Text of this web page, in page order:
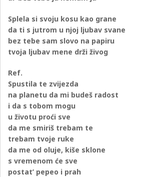
Splela si svoju kosu kao grane
da ti s jutrom u njoj ljubav svane
bez tebe sam slovo na papiru
tvoja ljubav mene drži živog
Ref.
Spustila te zvijezda
na planetu da mi budeš radost
i da s tobom mogu
u životu proći sve
da me smiriš trebam te
trebam tvoje ruke
da me od oluje, kiše sklone
s vremenom će sve
postat’ pepeo i prah